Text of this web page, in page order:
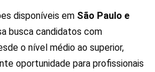
disponíveis em São Paulo e
busca candidatos com
o nível médio ao superior,
oportunidade para profissionais